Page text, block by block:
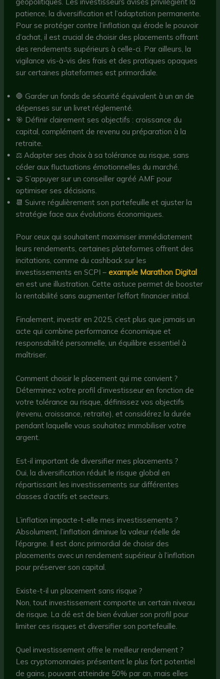
patience, la diversification et l’adaptation permanente.
Pour se protéger contre l’inflation qui érode le pouvoir
d’achat, il est crucial de choisir des placements offrant
des rendements supérieurs à celle-ci. Par ailleurs, la
vigilance vis-à-vis des frais et des pratiques opaques
sur certaines plateformes est primordiale.
🛑 Garder un fonds de sécurité équivalent à un an de
dépenses sur un livret réglementé.
🎯 Définir clairement ses objectifs : croissance du
capital, complément de revenu ou préparation à la
retraite.
⚖️ Adapter ses choix à sa tolérance au risque, sans
céder aux fluctuations émotionnelles du marché.
🤝 S’appuyer sur un conseiller agréé AMF pour
optimiser ses décisions.
📆 Suivre régulièrement son portefeuille et ajuster la
stratégie face aux évolutions économiques.
Pour ceux qui souhaitent maximiser immédiatement
leurs rendements, certaines plateformes offrent des
incitations, comme du cashback sur les
investissements en SCPI –example Marathon Digital
en est une illustration. Cette astuce permet de booster
la rentabilité sans augmenter l’effort financier initial.
Finalement, investir en 2025, c’est plus que jamais un
acte qui combine performance économique et
responsabilité personnelle, un équilibre essentiel à
maîtriser.
Comment choisir le placement qui me convient ?
Déterminez votre profil d’investisseur en fonction de
votre tolérance au risque, définissez vos objectifs
(revenu, croissance, retraite), et considérez la durée
pendant laquelle vous souhaitez immobiliser votre
argent.
Est-il important de diversifier mes placements ?
Oui, la diversification réduit le risque global en
répartissant les investissements sur différentes
classes d’actifs et secteurs.
L’inflation impacte-t-elle mes investissements ?
Absolument, l’inflation diminue la valeur réelle de
l’épargne. Il est donc primordial de choisir des
placements avec un rendement supérieur à l’inflation
pour préserver son capital.
Existe-t-il un placement sans risque ?
Non, tout investissement comporte un certain niveau
de risque. La clé est de bien évaluer son profil pour
limiter ces risques et diversifier son portefeuille.
Quel investissement offre le meilleur rendement ?
Les cryptomonnaies présentent le plus fort potentiel
de gains, pouvant atteindre 50% par an, mais elles